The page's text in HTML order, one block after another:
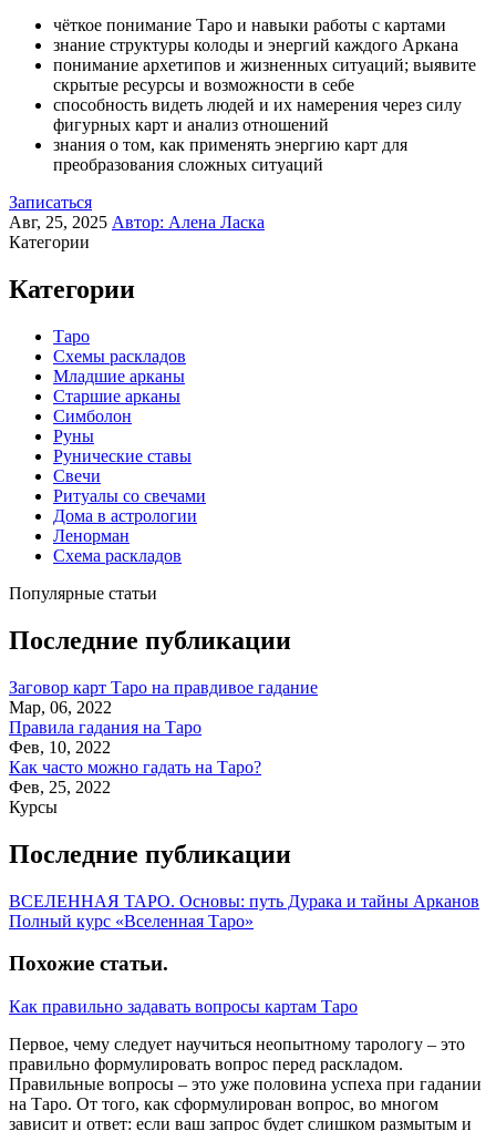
чёткое понимание Таро и навыки работы с картами
знание структуры колоды и энергий каждого Аркана
понимание архетипов и жизненных ситуаций; выявите
скрытые ресурсы и возможности в себе
способность видеть людей и их намерения через силу
фигурных карт и анализ отношений
знания о том, как применять энергию карт для
преобразования сложных ситуаций
Записаться
Авг, 25, 2025 Автор: Алена Ласка
Категории
Категории
Таро
Схемы раскладов
Младшие арканы
Старшие арканы
Симболон
Руны
Рунические ставы
Свечи
Ритуалы со свечами
Дома в астрологии
Ленорман
Схема раскладов
Популярные статьи
Последние публикации
Заговор карт Таро на правдивое гадание
Мар, 06, 2022
Правила гадания на Таро
Фев, 10, 2022
Как часто можно гадать на Таро?
Фев, 25, 2022
Курсы
Последние публикации
ВСЕЛЕННАЯ ТАРО. Основы: путь Дурака и тайны Арканов
Полный курс «Вселенная Таро»
Похожие статьи.
Как правильно задавать вопросы картам Таро
Первое, чему следует научиться неопытному тарологу – это
правильно формулировать вопрос перед раскладом.
Правильные вопросы – это уже половина успеха при гадании
на Таро. От того, как сформулирован вопрос, во многом
зависит и ответ: если ваш запрос будет слишком размытым и